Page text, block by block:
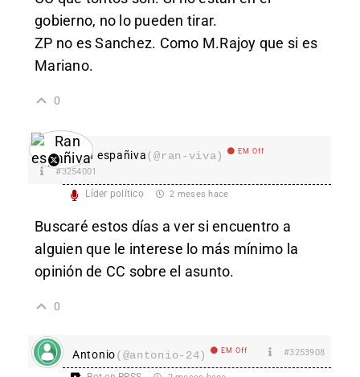
gobierno, no lo pueden tirar.
ZP no es Sanchez. Como M.Rajoy que si es
Mariano.
0
Ran españiva(@ran-viva) EM Off
#3254001
Líder político 2 meses hace
Buscaré estos días a ver si encuentro a
alguien que le interese lo más mínimo la
opinión de CC sobre el asunto.
0
Antonio(@antonio-24) EM Off #3253908